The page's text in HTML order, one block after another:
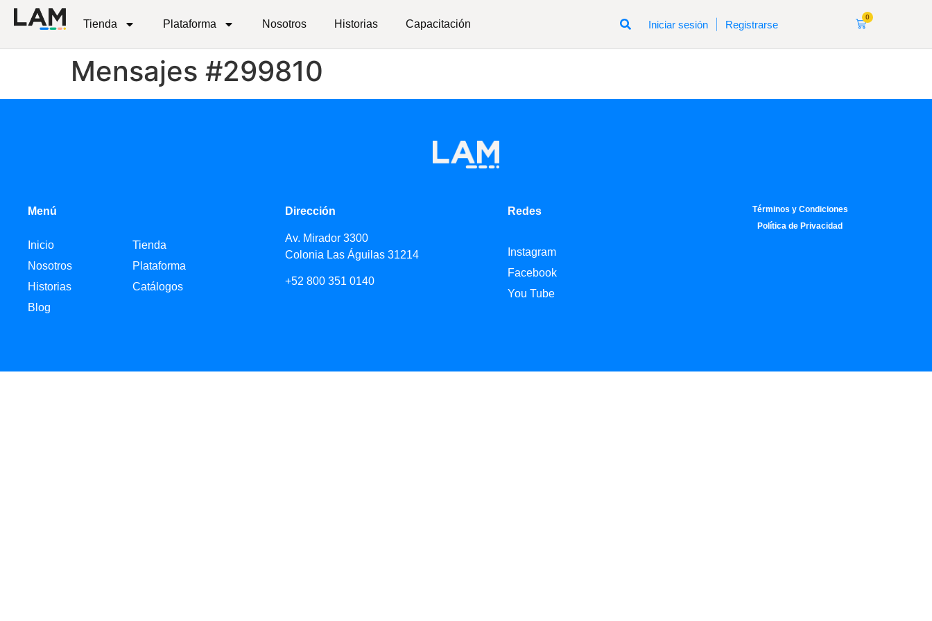
Tienda Plataforma Nosotros Historias Capacitación Iniciar sesión Registrarse
0
Mensajes #299810
Menú
Inicio
Nosotros
Historias
Blog
Tienda
Plataforma
Catálogos
Dirección
Av. Mirador 3300
Colonia Las Águilas 31214
+52 800 351 0140
Redes
Instagram
Facebook
You Tube
Términos y Condiciones
Política de Privacidad